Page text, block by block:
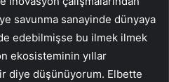
savunma sanayinde dünyaya
edebilmişse bu ilmek ilmek
ekosisteminin yıllar
diye düşünüyorum. Elbette